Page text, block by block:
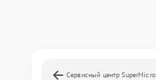
Сервисный центр SuperMicro